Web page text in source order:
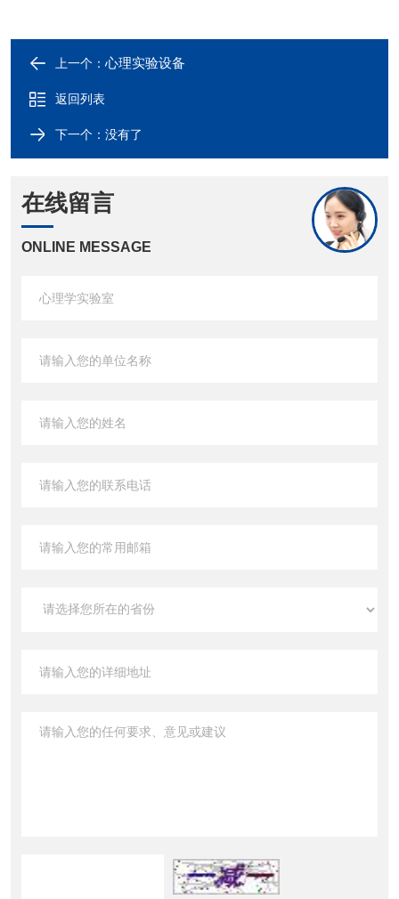
上一个： 心理实验设备
返回列表
下一个：没有了
在线留言
ONLINE MESSAGE